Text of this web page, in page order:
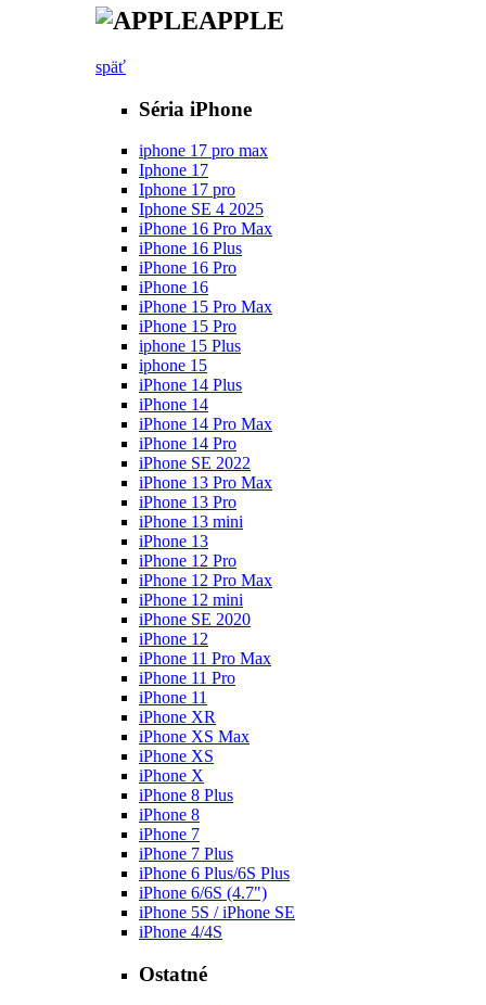
APPLE
späť
Séria iPhone
iphone 17 pro max
Iphone 17
Iphone 17 pro
Iphone SE 4 2025
iPhone 16 Pro Max
iPhone 16 Plus
iPhone 16 Pro
iPhone 16
iPhone 15 Pro Max
iPhone 15 Pro
iphone 15 Plus
iphone 15
iPhone 14 Plus
iPhone 14
iPhone 14 Pro Max
iPhone 14 Pro
iPhone SE 2022
iPhone 13 Pro Max
iPhone 13 Pro
iPhone 13 mini
iPhone 13
iPhone 12 Pro
iPhone 12 Pro Max
iPhone 12 mini
iPhone SE 2020
iPhone 12
iPhone 11 Pro Max
iPhone 11 Pro
iPhone 11
iPhone XR
iPhone XS Max
iPhone XS
iPhone X
iPhone 8 Plus
iPhone 8
iPhone 7
iPhone 7 Plus
iPhone 6 Plus/6S Plus
iPhone 6/6S (4.7")
iPhone 5S / iPhone SE
iPhone 4/4S
Ostatné